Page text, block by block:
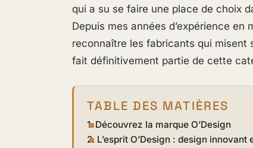
qui a su se faire une place de choix
Depuis mes années d’expérience en
reconnaître les fabricants qui misent
fait définitivement partie de cette
TABLE DES MATIÈRES
Découvrez la marque O’Design
L’esprit O’Design : design